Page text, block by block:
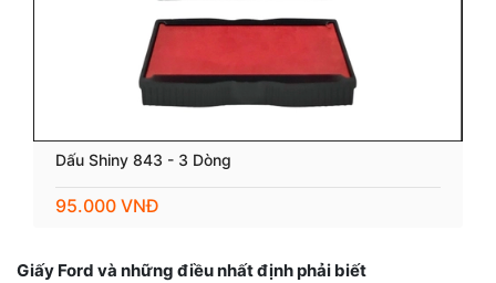
Dấu Shiny 843 - 3 Dòng
95.000 VNĐ
Giấy Ford và những điều nhất định phải biết